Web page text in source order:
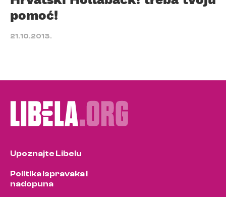
pomoć!
21.10.2013.
Upoznajte Libelu
Politika ispravaka i
nadopuna